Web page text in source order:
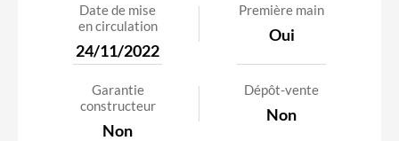
Date de mise
en circulation
24/11/2022
Première main
Oui
Garantie
constructeur
Non
Dépôt-vente
Non